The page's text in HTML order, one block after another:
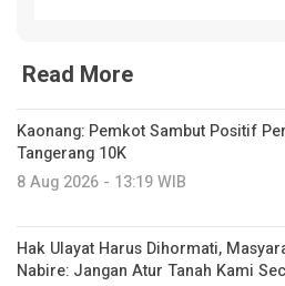
Read More
Kaonang: Pemkot Sambut Positif
Tangerang 10K
8 Aug 2026 - 13:19 WIB
Hak Ulayat Harus Dihormati,
Nabire: Jangan Atur Tanah Kami